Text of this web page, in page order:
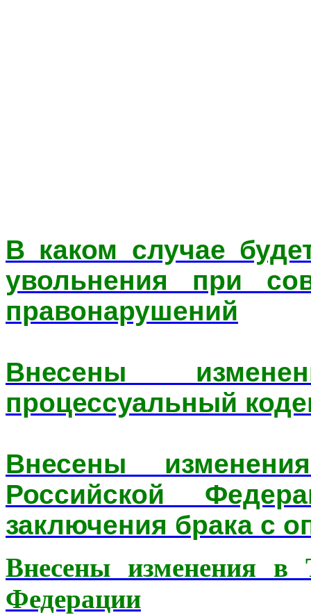
В каком случае
увольнения при
правонарушений
Внесены
процессуальный
Внесены
Российской
заключения брака с
Внесены изменения в
Федерации